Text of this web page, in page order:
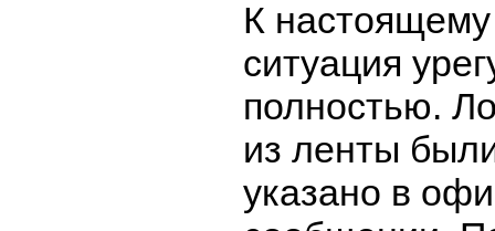
К
ситуация
полностью.
из ленты
указано в